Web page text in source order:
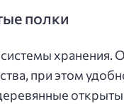
полки
хранения.
при этом